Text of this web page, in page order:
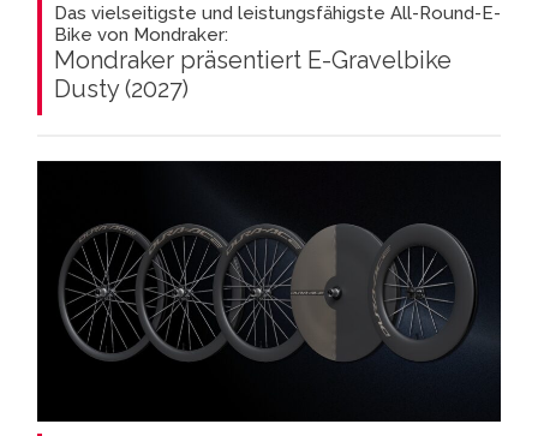
Das vielseitigste und leistungsfähigste All-Round-E-
Bike von Mondraker:
Mondraker präsentiert E-Gravelbike
Dusty (2027)